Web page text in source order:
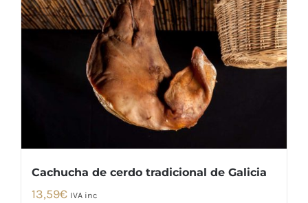
Cachucha de cerdo tradicional de Galicia
13,59€ IVA inc